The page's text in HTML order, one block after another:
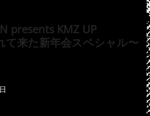
presents KMZ UP
て来た新年会スペシャル〜